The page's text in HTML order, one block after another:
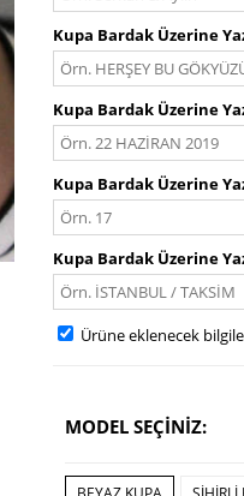
Kupa Bardak Üzerine
Kupa Bardak Üzerine
Kupa Bardak Üzerine
Kupa Bardak Üzerine
Ürüne eklenecek
MODEL SEÇİNİZ: